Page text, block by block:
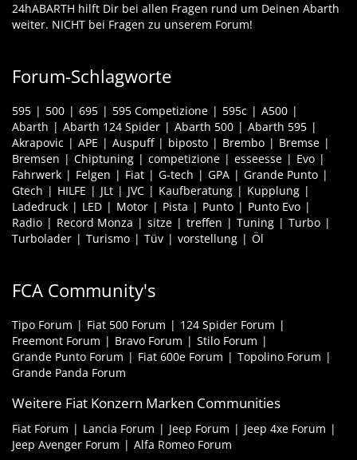
24hABARTH hilft Dir bei allen Fragen rund um Deinen Abarth
weiter. NICHT bei Fragen zu unserem Forum!
Forum-Schlagworte
595 500 695 595 Competizione 595c
A500
Abarth
Abarth 124 Spider Abarth 500
Abarth 595
Akrapovic
APE Auspuff biposto Brembo
Bremse
Bremsen
Chiptuning competizione esseesse
Evo
Fahrwerk
Felgen Fiat G-tech GPA
Grande Punto
Gtech
HILFE JLt JVC Kaufberatung
Kupplung
Ladedruck
LED Motor Pista Punto
Punto Evo
Radio
Record Monza sitze treffen Tuning
Turbo
Turbolader
Turismo Tüv vorstellung Öl
FCA Community's
Tipo Forum Fiat 500 Forum
124 Spider Forum
Freemont Forum
Bravo Forum
Stilo Forum
Grande Punto Forum
Fiat 600e Forum
Topolino Forum
Grande Panda Forum
Weitere Fiat Konzern Marken Communities
Fiat Forum Lancia Forum Jeep Forum
Jeep 4xe Forum
Jeep Avenger Forum
Alfa Romeo Forum